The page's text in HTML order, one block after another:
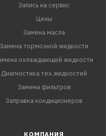
Запись на сервис
Цены
Замена масла
Замена тормозной жидкости
охлаждающей жидкости
Диагностика тех.жидкостей
Замена фильтров
Заправка кондиционеров